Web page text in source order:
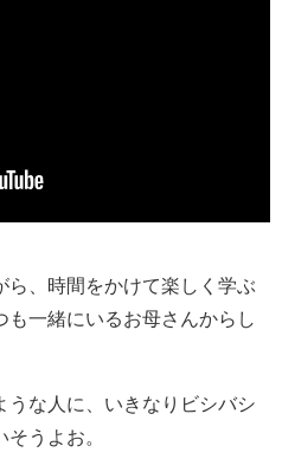
ら、時間をかけて楽しく学ぶ
一緒にいるお母さんからし
うな人に、いきなりビシバシ
うよお。